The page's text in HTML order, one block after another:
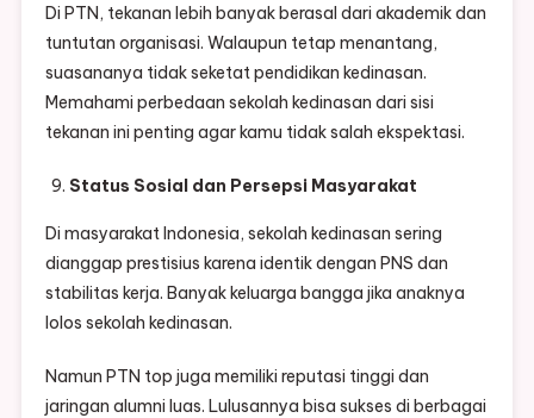
Di PTN, tekanan lebih banyak berasal dari akademik dan
tuntutan organisasi. Walaupun tetap menantang,
suasananya tidak seketat pendidikan kedinasan.
Memahami perbedaan sekolah kedinasan dari sisi
tekanan ini penting agar kamu tidak salah ekspektasi.
Status Sosial dan Persepsi Masyarakat
Di masyarakat Indonesia, sekolah kedinasan sering
dianggap prestisius karena identik dengan PNS dan
stabilitas kerja. Banyak keluarga bangga jika anaknya
lolos sekolah kedinasan.
Namun PTN top juga memiliki reputasi tinggi dan
jaringan alumni luas. Lulusannya bisa sukses di berbagai